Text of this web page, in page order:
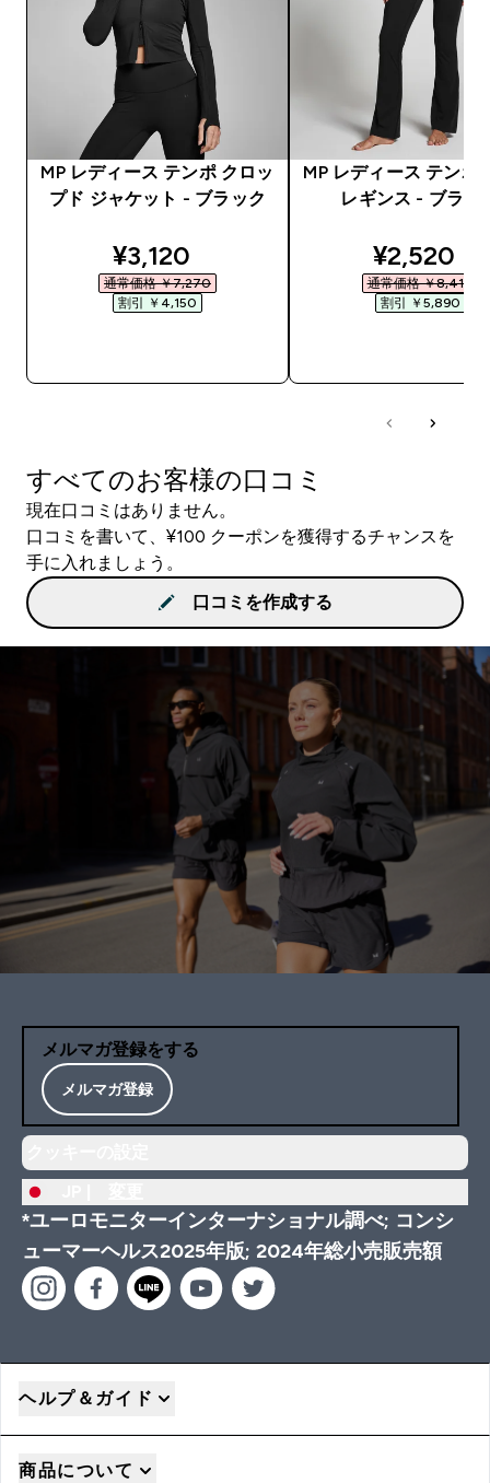
MP レディース テンポ クロッ
プド ジャケット - ブラック
discounted price
¥3,120‎
通常価格 ￥7,270‎
割引 ￥4,150‎
MP レディース テンポ
レギンス - ブラッ
¥2,520‎
通常価格 ￥8,410‎
割引 ￥5,890‎
すべてのお客様の口コミ
現在口コミはありません。
口コミを書いて、¥100 クーポンを獲得するチャンスを
手に入れましょう。
口コミを作成する
メルマガ登録をする
メルマガ登録
*ユーロモニターインターナショナル調べ; コンシ
ューマーヘルス2025年版; 2024年総小売販売額
ヘルプ＆ガイド
商品について